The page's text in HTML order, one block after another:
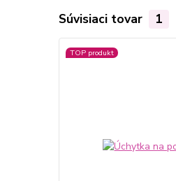
Súvisiaci tovar 1
TOP produkt